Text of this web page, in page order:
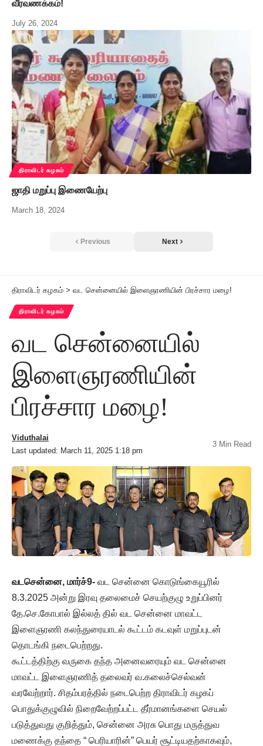
வீரவணக்கம்!
July 26, 2024
திராவிடர் கழகம்
ஜாதி மறுப்பு இணையேற்பு
March 18, 2024
Previous Next
திராவிடர் கழகம் > வட சென்னையில் இளைஞரணியின் பிரச்சார மழை!
திராவிடர் கழகம்
வட சென்னையில்
இளைஞரணியின்
பிரச்சார மழை!
Last updated: March 11, 2025 1:18 pm
Viduthalai
3 Min Read
வடசென்னை, மார்ச்9- வட சென்னை கொடுங்கையூரில்
8.3.2025 அன்று இரவு தலைமைச் செயற்குழு உறுப்பினர்
தே.செ.கோபால் இல்லத் தில் வட சென்னை மாவட்ட
இளைஞரணி கலந்துரையாடல் கூட்டம் கடவுள் மறுப்புடன்
தொடங்கி நடைபெற்றது.
கூட்டத்திற்கு வருகை தந்த அனைவரையும் வட சென்னை
மாவட்ட இளைஞரணித் தலைவர் வ.கலைச்செல்வன்
வரவேற்றார். சிதம்பரத்தில் நடைபெற்ற திராவிடர் கழகப்
பொதுக்குழுவில் நிறைவேற்றப்பட்ட தீர்மானங்களை செயல்
படுத்துவது குறித்தும், சென்னை அரசு பொது மருத்துவ
மணைக்கு தந்தை “ பெரியாரின்” பெயர் சூட்டியதற்காகவும்,